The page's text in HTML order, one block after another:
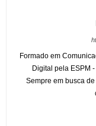
Formado em
Digital pela ESPM
Sempre em busca